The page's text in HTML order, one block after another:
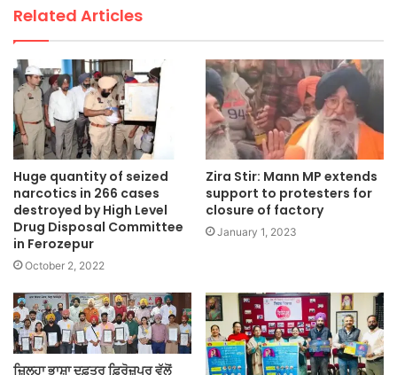
Related Articles
Huge quantity of seized
narcotics in 266 cases
destroyed by High Level
Drug Disposal Committee
in Ferozepur
October 2, 2022
Zira Stir: Mann MP extends
support to protesters for
closure of factory
January 1, 2023
ਜ਼ਿਲ੍ਹਾ ਭਾਸ਼ਾ ਦਫ਼ਤਰ ਫ਼ਿਰੋਜ਼ਪੁਰ ਵੱਲੋਂ